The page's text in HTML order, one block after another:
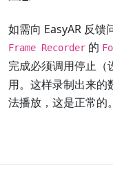
如需向 EasyAR 反馈
Frame Recorder 的
完成必须调用停止（
用。这样录制出来
法播放，这是正常的。